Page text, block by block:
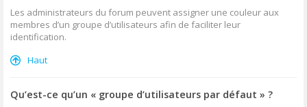
Les administrateurs du forum peuvent assigner une couleur aux
membres d’un groupe d’utilisateurs afin de faciliter leur
identification.
Haut
Qu’est-ce qu’un « groupe d’utilisateurs par défaut » ?